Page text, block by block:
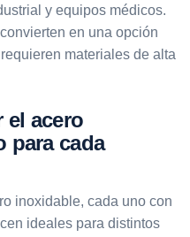
y equipos médicos.
en una opción
materiales de alta
el acero
para cada
inoxidable, cada uno con
ideales para distintos